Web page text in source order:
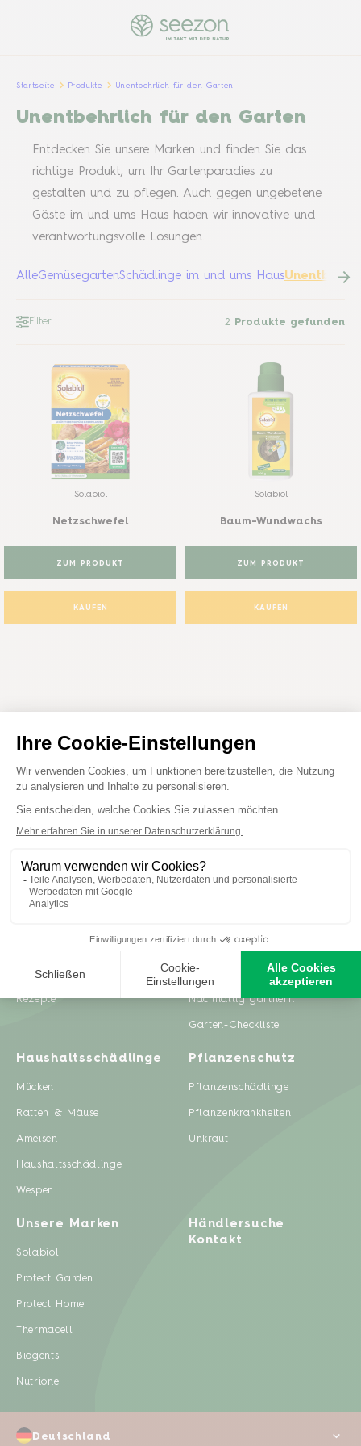
Startseite Produkte Unentbehrlich für den Garten
Unentbehrlich für den Garten
Entdecken Sie unsere Marken und finden Sie das
richtige Produkt, um Ihr Gartenparadies zu
gestalten und zu pflegen. Auch gegen ungebetene
Gäste im und ums Haus haben wir innovative und
verantwortungsvolle Lösungen.
AlleGemüsegartenSchädlinge im und ums Haus
Filter 2 Produkte gefunden
Solabiol
Netzschwefel
ZUM PRODUKT
KAUFEN
Solabiol
Baum-Wundwachs
ZUM PRODUKT
KAUFEN
Zero Waste & DIY
Rezepte
Pflanzenpflege
Rasenpflege
Nachhaltig gärtnern
Garten-Checkliste
Haushaltsschädlinge
Mücken
Ratten & Mäuse
Ameisen
Haushaltsschädlinge
Wespen
Pflanzenschutz
Pflanzenschädlinge
Pflanzenkrankheiten
Unkraut
Unsere Marken
Solabiol
Protect Garden
Protect Home
Thermacell
Biogents
Nutrione
Händlersuche
Kontakt
Deutschland